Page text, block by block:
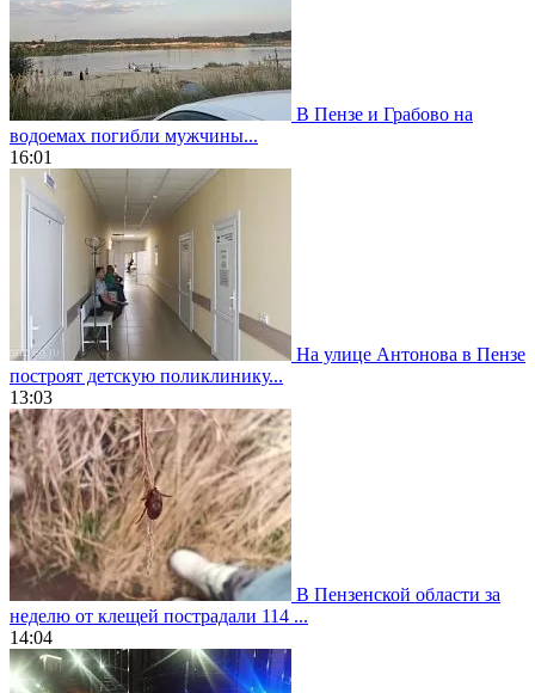
В Пензе и Грабово на
водоемах погибли мужчины...
16:01
На улице Антонова в Пензе
построят детскую поликлинику...
13:03
В Пензенской области за
неделю от клещей пострадали 114 ...
14:04